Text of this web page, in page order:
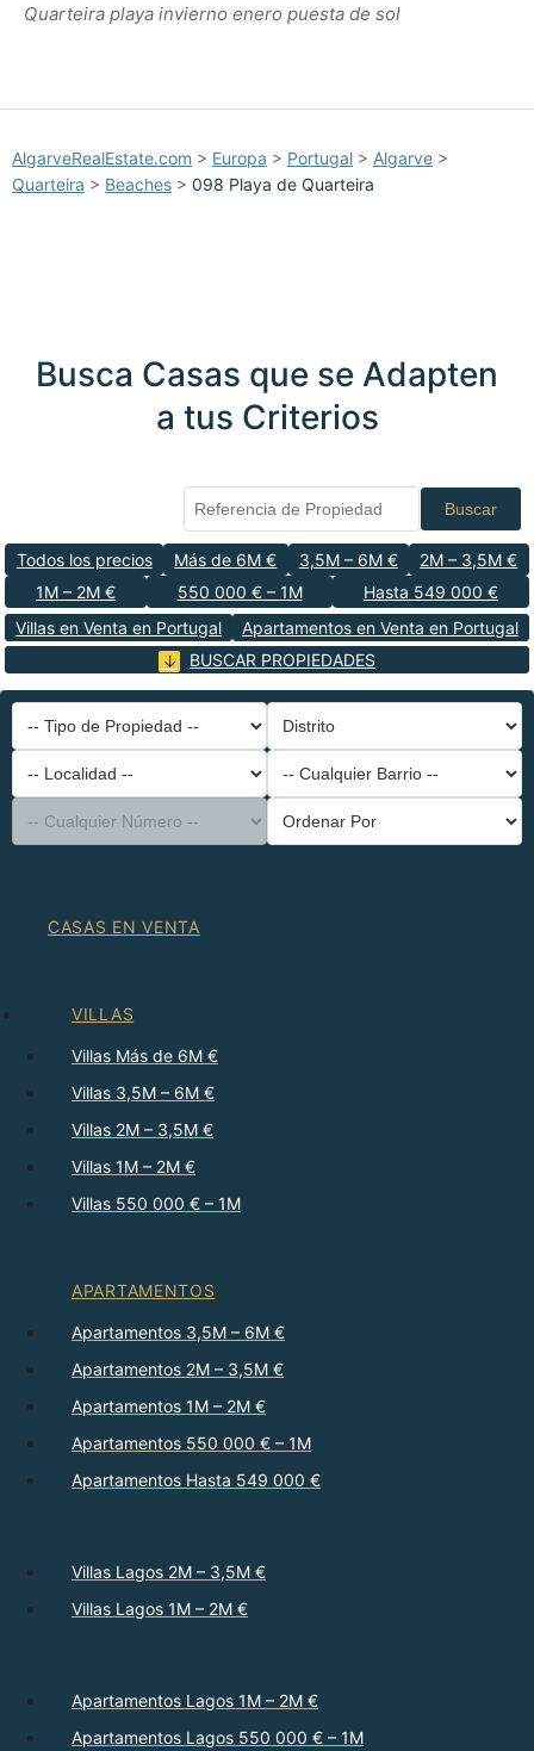
Quarteira playa invierno enero puesta de sol
AlgarveRealEstate.com > Europa > Portugal > Algarve >
Quarteira > Beaches > 098 Playa de Quarteira
Busca Casas que se Adapten
a tus Criterios
Buscar
Todos los precios Más de 6M € 3,5M – 6M €
2M – 3,5M €
1M – 2M €
550 000 € – 1M
Hasta 549 000 €
Villas en Venta en Portugal
Apartamentos en Venta en Portugal
BUSCAR PROPIEDADES
-- Tipo de Propiedad --
Distrito
-- Localidad --
-- Cualquier Barrio --
-- Cualquier Número --
Ordenar Por
CASAS EN VENTA
VILLAS
Villas Más de 6M €
Villas 3,5M – 6M €
Villas 2M – 3,5M €
Villas 1M – 2M €
Villas 550 000 € – 1M
APARTAMENTOS
Apartamentos 3,5M – 6M €
Apartamentos 2M – 3,5M €
Apartamentos 1M – 2M €
Apartamentos 550 000 € – 1M
Apartamentos Hasta 549 000 €
Villas Lagos 2M – 3,5M €
Villas Lagos 1M – 2M €
Apartamentos Lagos 1M – 2M €
Apartamentos Lagos 550 000 € – 1M